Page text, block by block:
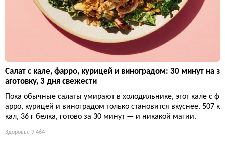
Салат с кале, фарро, курицей и виноградом: 30 минут на з
аготовку, 3 дня свежести
Пока обычные салаты умирают в холодильнике, этот кале с ф
арро, курицей и виноградом только становится вкуснее. 507 к
кал, 36 г белка, готово за 30 минут — и никакой магии.
Здоровье 9 464